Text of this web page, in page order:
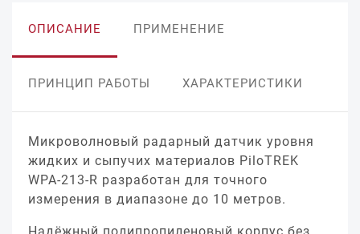
ОПИСАНИЕ ПРИМЕНЕНИЕ
ПРИНЦИП РАБОТЫ ХАРАКТЕРИСТИКИ
Микроволновый радарный датчик уровня
жидких и сыпучих материалов PiloTREK
WPA-213-R разработан для точного
измерения в диапазоне до 10 метров.